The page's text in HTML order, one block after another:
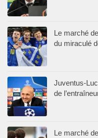
Le marché
du miraculé
Juventus-
de
Le marché